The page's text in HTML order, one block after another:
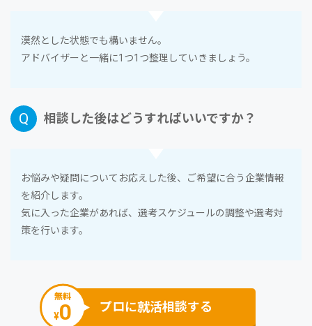
漠然とした状態でも構いません。
アドバイザーと⼀緒に1つ1つ整理していきましょう。
相談した後はどうすればいいですか？
お悩みや疑問についてお応えした後、ご希望に合う企業情報
を紹介します。
気に⼊った企業があれば、選考スケジュールの調整や選考対
策を⾏います。
無料
¥0 プロに就活相談する